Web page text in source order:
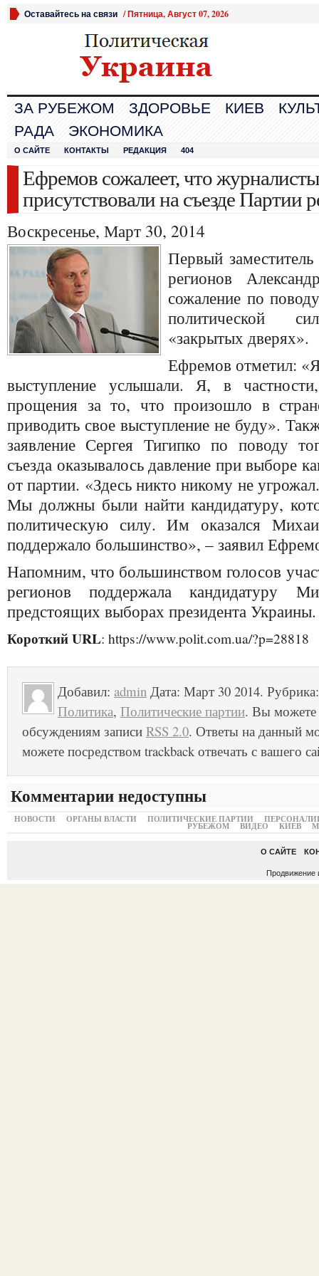
Оставайтесь на связи /Пятница, Август 07, 2026
ЗА РУБЕЖОМ ЗДОРОВЬЕ КИЕВ
РАДА
ЭКОНОМИКА
О САЙТЕ КОНТАКТЫ РЕДАКЦИЯ 404
Ефремов сожалеет, что
присутствовали на съезде Партии
Воскресенье, Март 30, 2014
Первый
регионов
сожаление по
политической
«закрытых дверях».
Ефремов отметил:
выступление услышали. Я, в
прощения за то, что произошло в
приводить свое выступление не буду».
заявление Сергея Тигипко по поводу
съезда оказывалось давление при выборе
от партии. «Здесь никто никому не
Мы должны были найти кандидатуру,
политическую силу. Им оказался
поддержало большинство», – заявил
Напомним, что большинством голосов
регионов поддержала кандидатуру
предстоящих выборах президента Украины.
Короткий URL: https://www.polit.com.ua/?p=28818
Добавил: admin Дата: Март 30 2014.
Политика, Политические партии. Вы можете
обсуждениям записи RSS 2.0. Ответы на данный
можете посредством trackback отвечать с вашего
Комментарии недоступны
НОВОСТИ ОРГАНЫ ВЛАСТИ ПОЛИТИЧЕСКИЕ ПАРТИИ
РУБЕЖОМ ВИДЕО КИЕВ
О САЙТЕ
Продвижение